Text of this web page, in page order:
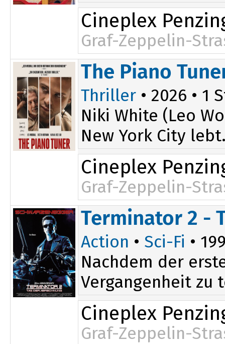
Cineplex
Graf-Zeppelin-
The Piano
Thriller • 2026 • 1
Niki White (Leo
New York City
Cineplex
Graf-Zeppelin-
Terminator 2 -
Action • Sci-Fi •
Nachdem der
Vergangenheit zu
Cineplex
Graf-Zeppelin-